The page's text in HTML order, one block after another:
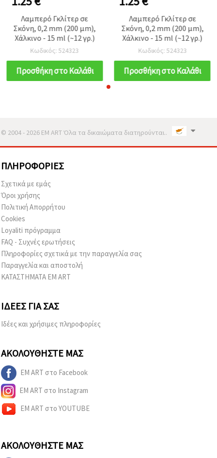
Λαμπερό Γκλίτερ σε
Σκόνη, 0,2 mm (200 μm),
Χάλκινο - 15 ml (~12 γρ.)
Κωδικός: 524323
Προσθήκη στο Καλάθι
Λαμπερό Γκλίτερ σε
Σκόνη, 0,2 mm (200 μm),
Χάλκινο - 15 ml (~12 γρ.)
Κωδικός: 524323
Προσθήκη στο Καλάθι
© 2004 - 2026 EM ART Όλα τα δικαιώματα διατηρούνται..
ΠΛΗΡΟΦΟΡΊΕΣ
Σχετικά με εμάς
Όροι χρήσης
Πολιτική Απορρήτου
Cookies
Loyaliti πρόγραμμα
FAQ - Συχνές ερωτήσεις
Πληροφορίες σχετικά με την παραγγελία σας
Παραγγελία και αποστολή
ΚΑΤΑΣΤΗΜΑΤΑ EM ART
ΙΔΈΕΣ ΓΙΑ ΣΑΣ
Ιδέες και χρήσιμες πληροφορίες
ΑΚΟΛΟΥΘΉΣΤΕ ΜΑΣ
EM ART στο Facebook
EM ART στο Instagram
EM ART στο YOUTUBE
ΑΚΟΛΟΥΘΉΣΤΕ ΜΑΣ